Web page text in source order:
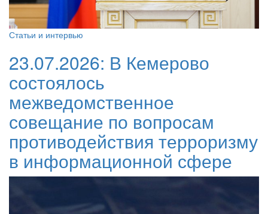
Статьи и интервью
23.07.2026: В Кемерово
состоялось
межведомственное
совещание по вопросам
противодействия терроризму
в информационной сфере